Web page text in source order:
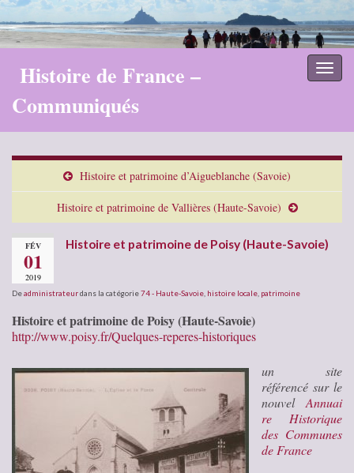
Histoire de France –
Communiqués
Histoire et patrimoine d’Aigueblanche (Savoie)
Histoire et patrimoine de Vallières (Haute-Savoie)
FÉV
01
2019
Histoire et patrimoine de Poisy (Haute-Savoie)
Deadministrateurdans la catégorie74 - Haute-Savoie histoire locale patrimoine
Histoire et patrimoine de Poisy (Haute-Savoie)
http://www.poisy.fr/Quelques-reperes-historiques
un site
référencé sur le
nouvel Annuai
re Historique
des Communes
de France